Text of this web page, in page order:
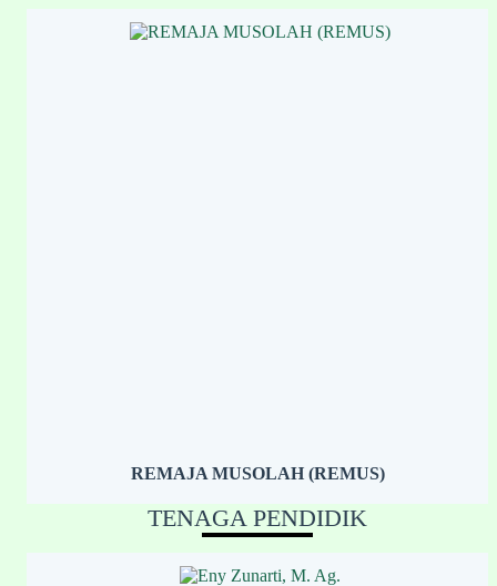
REMAJA MUSOLAH (REMUS)
TENAGA PENDIDIK